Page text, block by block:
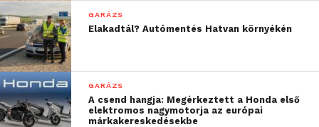
GARÁZS
Elakadtál? Autómentés Hatvan környékén
GARÁZS
A csend hangja: Megérkeztett a Honda első
elektromos nagymotorja az európai
márkakereskedésekbe